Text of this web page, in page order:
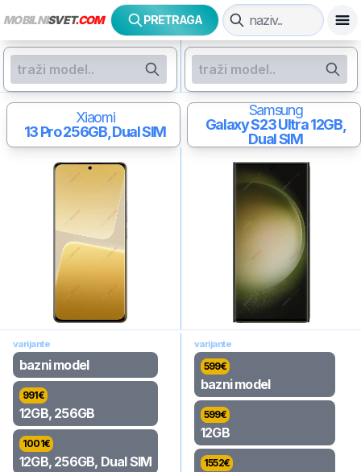
MOBILNISVET.COM PRETRAGA
Xiaomi
13 Pro256GB, Dual SIM
Samsung
Galaxy S23 Ultra12GB,
Dual SIM
varijante
bazni model
991€
12GB, 256GB
1001€
12GB, 256GB, Dual SIM
varijante
599€
bazni model
599€
12GB
1552€